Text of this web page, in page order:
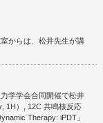
からは、松井先生が講
学学会合同開催で松井
1H）, 12C 共鳴核反応
Therapy: iPDT」